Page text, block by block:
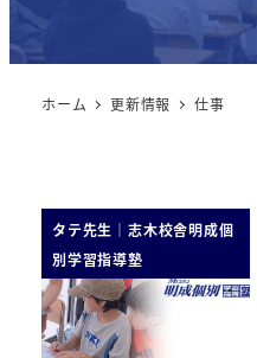
ホーム 更新情報 仕事
タテ先生｜志木校舎明成個
別学習指導塾